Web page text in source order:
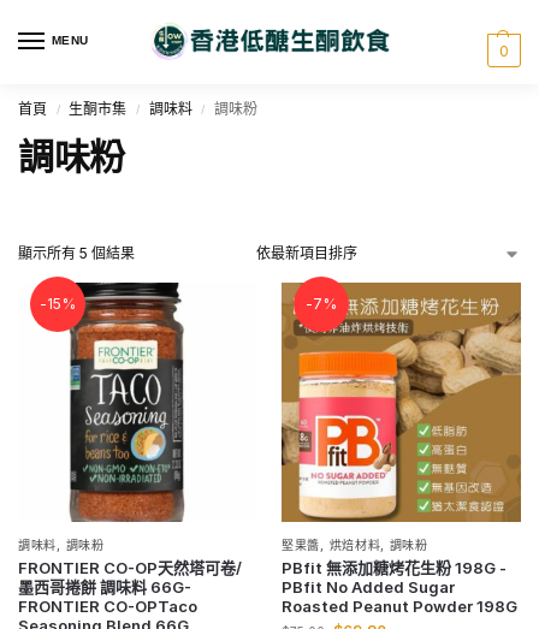
MENU
0
首頁 / 生酮市集 / 調味料 / 調味粉
調味粉
顯示所有 5 個結果
-15%
調味料 調味粉
FRONTIER CO-OP天然塔可卷/
墨西哥捲餅 調味料 66G-
FRONTIER CO-OPTaco
-7%
堅果醬 烘焙材料 調味粉
PBfit 無添加糖烤花生粉 198G -
PBfit No Added Sugar
Roasted Peanut Powder 198G